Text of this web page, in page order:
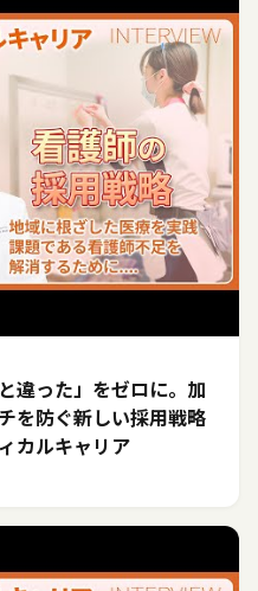
違った」をゼロに。加
を防ぐ新しい採用戦略
カルキャリア